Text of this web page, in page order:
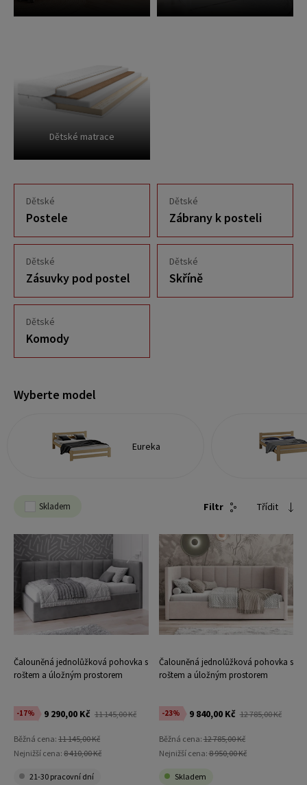
Dětské matrace
Dětské
Postele
Dětské
Zábrany k posteli
Dětské
Zásuvky pod postel
Dětské
Skříně
Dětské
Komody
Wyberte model
Eureka
Skladem Filtr Třídit
Čalouněná jednolůžková pohovka s
roštem a úložným prostorem
-17% 9 290,00 Kč 11 145,00 Kč
Běžná cena: 11 145,00 Kč
Nejnižší cena: 8 410,00 Kč
21-30 pracovní dní
Čalouněná jednolůžková pohovka s
roštem a úložným prostorem
-23% 9 840,00 Kč 12 785,00 Kč
Běžná cena:12 785,00 Kč
Nejnižší cena:8 950,00 Kč
Skladem